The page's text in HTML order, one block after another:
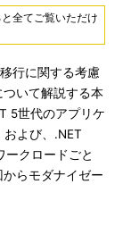
全てご覧いただけ
行に関する考慮
いて解説する本
5世代のアプリケ
よび、.NET
ークロードごと
らモダナイゼー